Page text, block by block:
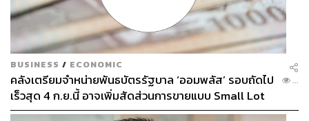
BUSINESS / ECONOMIC
คลังเตรียมจำหน่ายพันธบัตรรัฐบาล ‘ออมพลัส’ รอบถัดไป
เร็วสุด 4 ก.ย.นี้ อาจเพิ่มสัดส่วนการขายแบบ Small Lot
First มากขึ้น
...